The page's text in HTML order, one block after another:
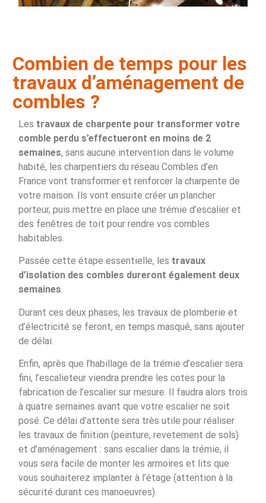
Combien de temps pour les
travaux d’aménagement de
combles ?
Les travaux de charpente pour transformer votre
comble perdu s’effectueront en moins de 2
semaines, sans aucune intervention dans le volume
habité, les charpentiers du réseau Combles d’en
France vont transformer et renforcer la charpente de
votre maison. Ils vont ensuite créer un plancher
porteur, puis mettre en place une trémie d’escalier et
des fenêtres de toit pour rendre vos combles
habitables.
Passée cette étape essentielle, les travaux
d’isolation des combles dureront également deux
semaines.
Durant ces deux phases, les travaux de plomberie et
d’électricité se feront, en temps masqué, sans ajouter
de délai.
Enfin, après que l’habillage de la trémie d’escalier sera
fini, l’escalieteur viendra prendre les cotes pour la
fabrication de l’escalier sur mesure. Il faudra alors trois
à quatre semaines avant que votre escalier ne soit
posé. Ce délai d’attente sera très utile pour réaliser
les travaux de finition (peinture, revetement de sols)
et d’aménagement : sans escalier dans la trémie, il
vous sera facile de monter les armoires et lits que
vous souhaiterez implanter à l’étage (attention à la
sécurité durant ces manoeuvres).